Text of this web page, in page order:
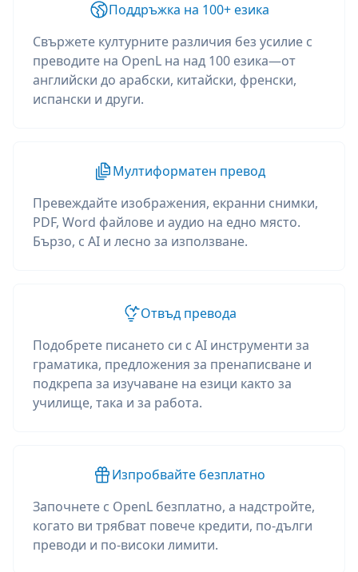
Поддръжка на 100+ езика
Свържете културните различия без усилие с
преводите на OpenL на над 100 езика—от
английски до арабски, китайски, френски,
испански и други.
Мултиформатен превод
Превеждайте изображения, екранни снимки,
PDF, Word файлове и аудио на едно място.
Бързо, с AI и лесно за използване.
Отвъд превода
Подобрете писането си с AI инструменти за
граматика, предложения за пренаписване и
подкрепа за изучаване на езици както за
училище, така и за работа.
Изпробвайте безплатно
Започнете с OpenL безплатно, а надстройте,
когато ви трябват повече кредити, по-дълги
преводи и по-високи лимити.